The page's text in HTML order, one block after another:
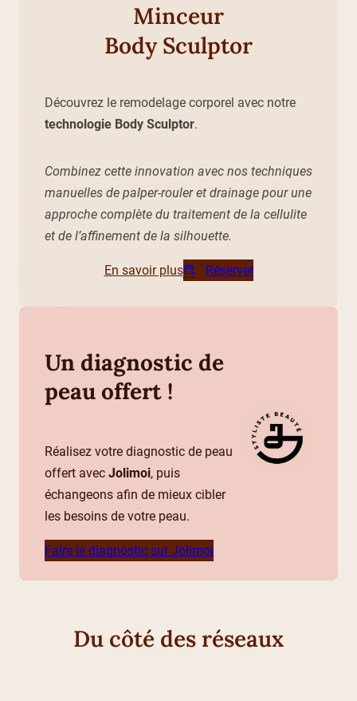
Minceur
Body Sculptor
Découvrez le remodelage corporel avec notre
technologie Body Sculptor.
Combinez cette innovation avec nos techniques
manuelles de palper-rouler et drainage pour une
approche complète du traitement de la cellulite
et de l’affinement de la silhouette.
En savoir plus Réserver
Un diagnostic de
peau offert !
Réalisez votre diagnostic de peau
offert avec Jolimoi, puis
échangeons afin de mieux cibler
les besoins de votre peau.
Faire le diagnostic sur Jolimoi
Du côté des réseaux